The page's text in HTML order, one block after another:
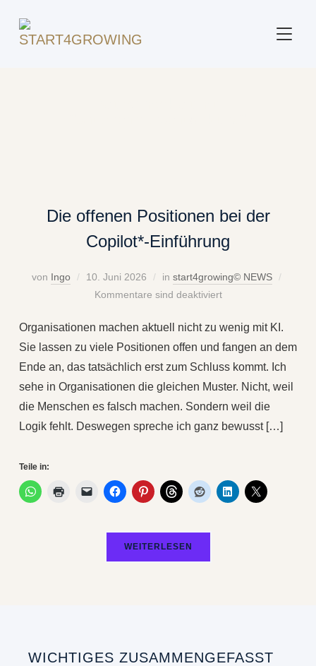
Die offenen Positionen bei der
Copilot*-Einführung
von Ingo 10. Juni 2026 in start4growing© NEWS
Kommentare sind deaktiviert
Organisationen machen aktuell nicht zu wenig mit KI.
Sie lassen zu viele Positionen offen und fangen an dem
Ende an, das tatsächlich erst zum Schluss kommt. Ich
sehe in Organisationen die gleichen Muster. Nicht, weil
die Menschen es falsch machen. Sondern weil die
Logik fehlt. Deswegen spreche ich ganz bewusst […]
Teile in:
WEITERLESEN
WICHTIGES ZUSAMMENGEFASST